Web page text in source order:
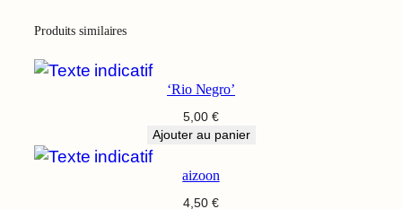
n
Produits similaires
‘Rio Negro’
5,00 €
Ajouter au panier
aizoon
4,50 €